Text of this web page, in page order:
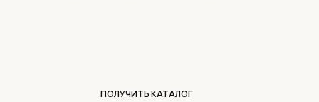
ПОЛУЧИТЬ КАТАЛОГ